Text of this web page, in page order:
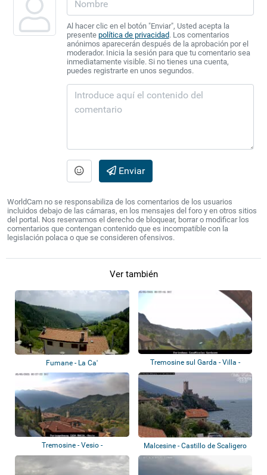
Al hacer clic en el botón "Enviar", Usted acepta la
presente política de privacidad. Los comentarios
anónimos aparecerán después de la aprobación por el
moderador. Inicia la sesión para que tu comentario sea
inmediatamente visible. Si no tienes una cuenta,
puedes registrarte en unos segundos.
Enviar
WorldCam no se responsabiliza de los comentarios de los usuarios
incluidos debajo de las cámaras, en los mensajes del foro y en otros sitios
del portal. Nos reservamos el derecho de bloquear, borrar o modificar los
comentarios que contengan contenido que es incompatible con la
legislación polaca o que se consideren ofensivos.
Ver también
Fumane - La Ca'
Tremosine sul Garda - Villa -
Casa Nicol...
Tremosine - Vesio -
Ferienwohnung Casa M...
Malcesine - Castillo de Scaligero